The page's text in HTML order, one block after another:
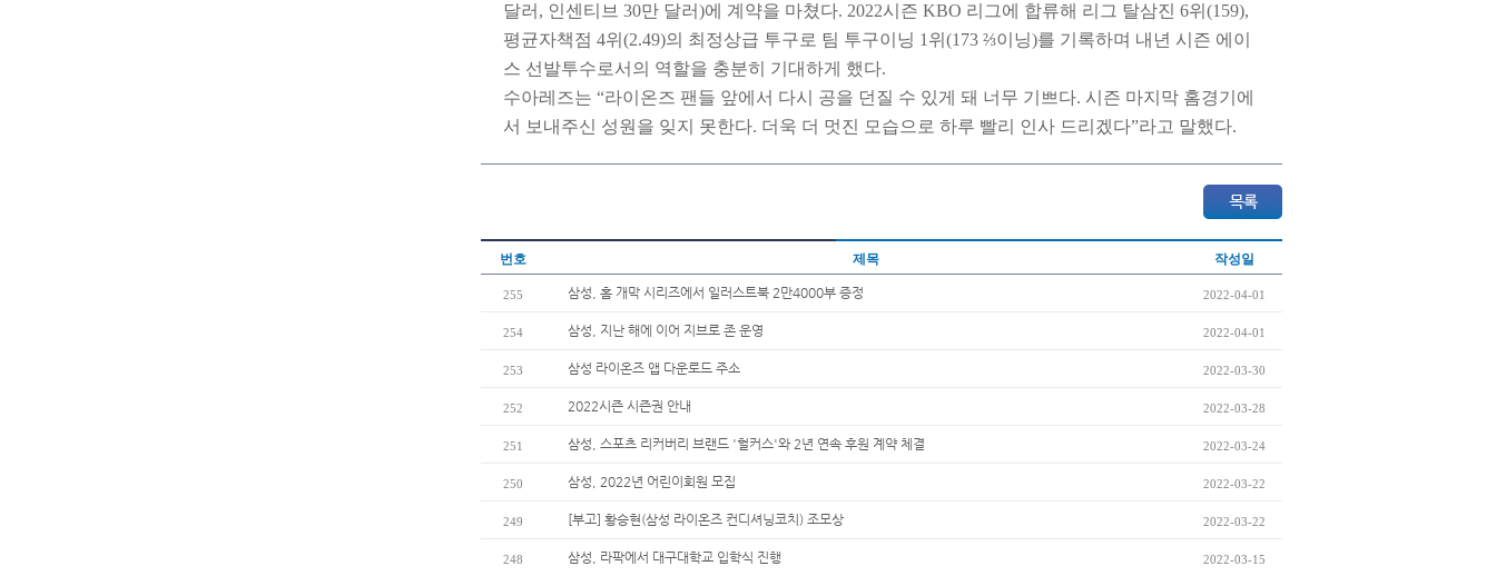
달러, 인센티브 30만 달러)에 계약을 마쳤다. 2022시즌 KBO 리그에 합류해 리그 탈삼진 6위(159),
평균자책점 4위(2.49)의 최정상급 투구로 팀 투구이닝 1위(173 ⅔이닝)를 기록하며 내년 시즌 에이
스 선발투수로서의 역할을 충분히 기대하게 했다.
수아레즈는 “라이온즈 팬들 앞에서 다시 공을 던질 수 있게 돼 너무 기쁘다. 시즌 마지막 홈경기에
서 보내주신 성원을 잊지 못한다. 더욱 더 멋진 모습으로 하루 빨리 인사 드리겠다”라고 말했다.
번호 제목 작성일
255 삼성, 홈 개막 시리즈에서 일러스트북 2만4000부 증정 2022-04-01
254 삼성, 지난 해에 이어 지브로 존 운영 2022-04-01
253 삼성 라이온즈 앱 다운로드 주소 2022-03-30
252 2022시즌 시즌권 안내 2022-03-28
251 삼성, 스포츠 리커버리 브랜드 '헐커스'와 2년 연속 후원 계약 체결 2022-03-24
250 삼성, 2022년 어린이회원 모집 2022-03-22
249 [부고] 황승현(삼성 라이온즈 컨디셔닝코치) 조모상 2022-03-22
248 삼성, 라팍에서 대구대학교 입학식 진행 2022-03-15